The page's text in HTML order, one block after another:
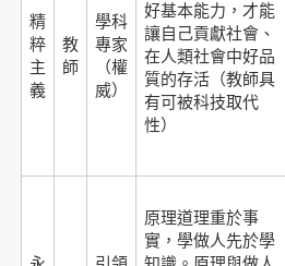
精
粹
主
義
教
師
學科
專家
（權
威）
好基本能力，才能
讓自己貢獻社會、
在人類社會中好品
質的存活（教師具
有可被科技取代
性）
原理道理重於事
實，學做人先於學